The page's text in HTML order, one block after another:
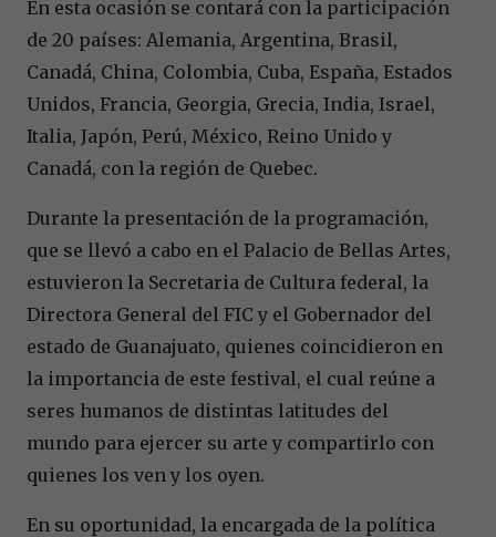
En esta ocasión se contará con la participación
de 20 países: Alemania, Argentina, Brasil,
Canadá, China, Colombia, Cuba, España, Estados
Unidos, Francia, Georgia, Grecia, India, Israel,
Italia, Japón, Perú, México, Reino Unido y
Canadá, con la región de Quebec.
Durante la presentación de la programación,
que se llevó a cabo en el Palacio de Bellas Artes,
estuvieron la Secretaria de Cultura federal, la
Directora General del FIC y el Gobernador del
estado de Guanajuato, quienes coincidieron en
la importancia de este festival, el cual reúne a
seres humanos de distintas latitudes del
mundo para ejercer su arte y compartirlo con
quienes los ven y los oyen.
En su oportunidad, la encargada de la política